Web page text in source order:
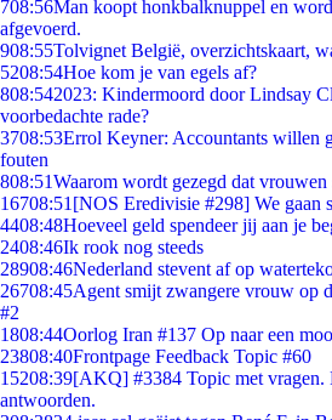
708:56Man koopt honkbalknuppel en
afgevoerd.
908:55Tolvignet België, overzichtskaart,
5208:54Hoe kom je van egels af?
808:542023: Kindermoord door Lindsay
voorbedachte rade?
3708:53Errol Keyner: Accountants willen
fouten
808:51Waarom wordt gezegd dat
16708:51 [NOS Eredivisie #298] We gaan
4408:48Hoeveel geld spendeer jij aan je
2408:46Ik rook nog steeds
28908:46Nederland stevent af op
26708:45Agent smijt zwangere vrouw op
#2
1808:44Oorlog Iran #137 Op naar een
23808:40Frontpage Feedback Topic #60
15208:39[AKQ] #3384 Topic met vragen.
antwoorden.